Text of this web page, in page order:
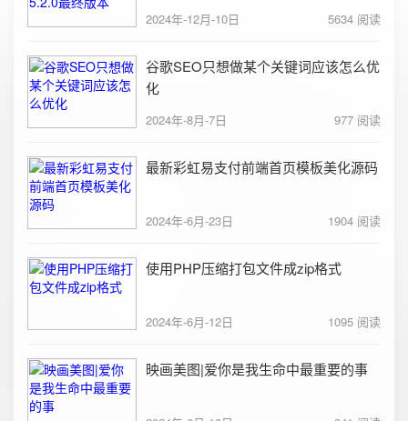
2024年-12月-10日 5634 阅读
谷歌SEO只想做某个关键词应该怎么优
化
2024年-8月-7日 977 阅读
最新彩虹易支付前端首页模板美化源码
2024年-6月-23日 1904 阅读
使用PHP压缩打包文件成zip格式
2024年-6月-12日 1095 阅读
映画美图|爱你是我生命中最重要的事